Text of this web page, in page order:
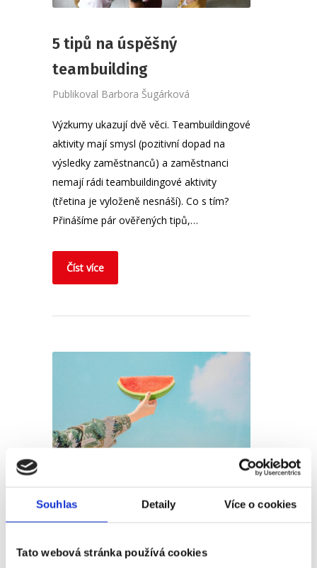
Souhlas Detaily Více o cookies
Tato webová stránka používá cookies
5 tipů na úspěšný
teambuilding
Publikoval Barbora Šugárková
Výzkumy ukazují dvě věci. Teambuildingové
aktivity mají smysl (pozitivní dopad na
výsledky zaměstnanců) a zaměstnanci
nemají rádi teambuildingové aktivity
(třetina je vyloženě nesnáší). Co s tím?
Přinášíme pár ověřených tipů,…
Číst více
dny 🌴